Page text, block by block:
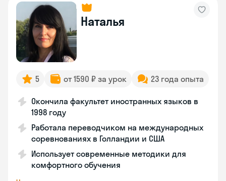
Наталья
5 от 1590 ₽ за урок 23 года опыта
Окончила факультет иностранных языков в
1998 году
Работала переводчиком на международных
соревнованиях в Голландии и США
Использует современные методики для
комфортного обучения